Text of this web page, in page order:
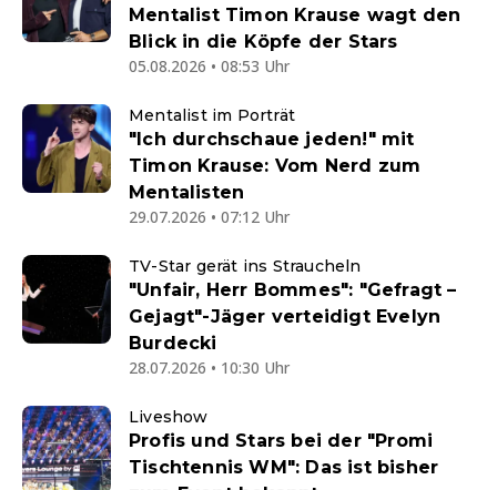
Mentalist Timon Krause wagt den
Blick in die Köpfe der Stars
05.08.2026 • 08:53 Uhr
Mentalist im Porträt
"Ich durchschaue jeden!" mit
Timon Krause: Vom Nerd zum
Mentalisten
29.07.2026 • 07:12 Uhr
TV-Star gerät ins Straucheln
"Unfair, Herr Bommes": "Gefragt –
Gejagt"-Jäger verteidigt Evelyn
Burdecki
28.07.2026 • 10:30 Uhr
Liveshow
Profis und Stars bei der "Promi
Tischtennis WM": Das ist bisher